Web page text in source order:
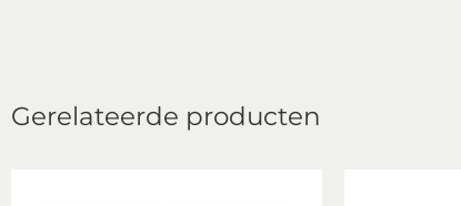
Gerelateerde producten